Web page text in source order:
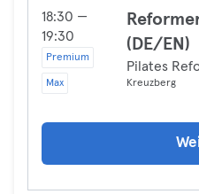
18:30 —
19:30
Premium
Max
(DE/EN)
Pilates
Kreuzberg